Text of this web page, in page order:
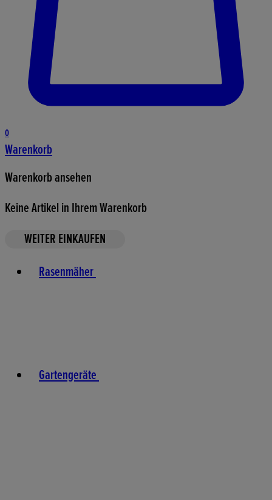
0
Warenkorb
Warenkorb ansehen
Keine Artikel in Ihrem Warenkorb
WEITER EINKAUFEN
Rasenmäher
Gartengeräte